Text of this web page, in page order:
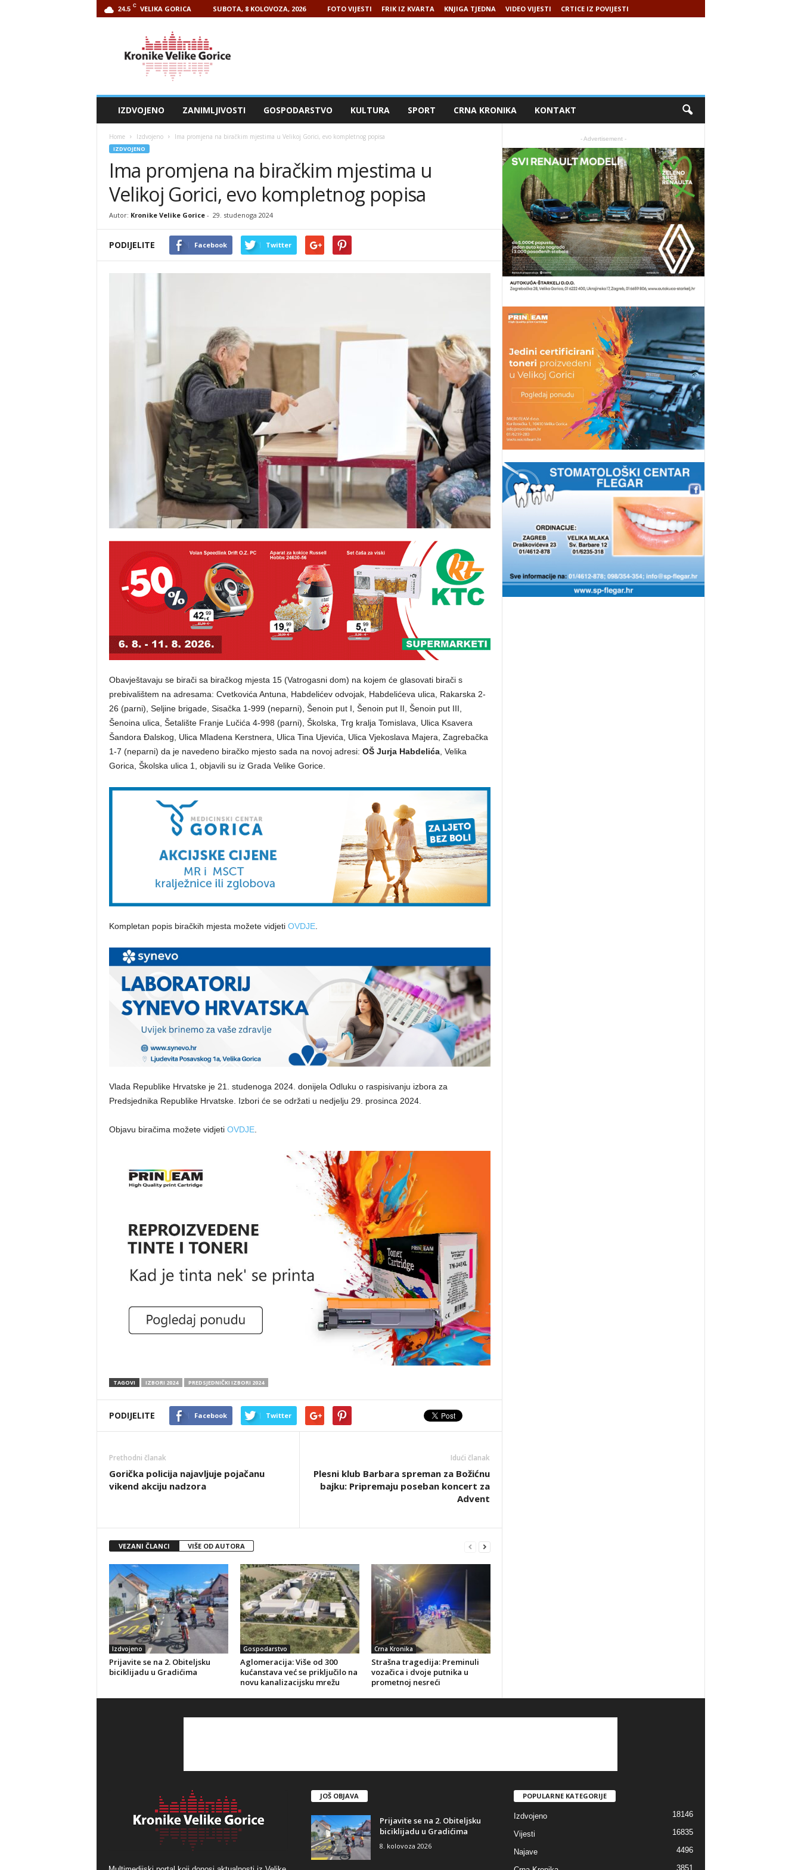
24.5 C VELIKA GORICA SUBOTA, 8 KOLOVOZA, 2026 FOTO VIJESTI FRIK IZ KVARTA KNJIGA TJEDNA VIDEO VIJESTI CRTICE IZ POVIJESTI
IZDVOJENO ZANIMLJIVOSTI GOSPODARSTVO KULTURA SPORT CRNA KRONIKA KONTAKT
Home Izdvojeno Ima promjena na biračkim mjestima u Velikoj Gorici, evo kompletnog popisa
IZDVOJENO
Ima promjena na biračkim mjestima u
Velikoj Gorici, evo kompletnog popisa
Autor: Kronike Velike Gorice- 29. studenoga 2024
PODIJELITE Facebook Twitter
Obavještavaju se birači sa biračkog mjesta 15 (Vatrogasni dom) na kojem će glasovati birači s
prebivalištem na adresama: Cvetkovića Antuna, Habdelićev odvojak, Habdelićeva ulica, Rakarska 2-
26 (parni), Seljine brigade, Sisačka 1-999 (neparni), Šenoin put I, Šenoin put II, Šenoin put III,
Šenoina ulica, Šetalište Franje Lučića 4-998 (parni), Školska, Trg kralja Tomislava, Ulica Ksavera
Šandora Đalskog, Ulica Mladena Kerstnera, Ulica Tina Ujevića, Ulica Vjekoslava Majera, Zagrebačka
1-7 (neparni) da je navedeno biračko mjesto sada na novoj adresi: OŠ Jurja Habdelića, Velika
Gorica, Školska ulica 1, objavili su iz Grada Velike Gorice.
Kompletan popis biračkih mjesta možete vidjeti OVDJE.
Vlada Republike Hrvatske je 21. studenoga 2024. donijela Odluku o raspisivanju izbora za
Predsjednika Republike Hrvatske. Izbori će se održati u nedjelju 29. prosinca 2024.
Objavu biračima možete vidjeti OVDJE.
TAGOVI IZBORI 2024 PREDSJEDNIČKI IZBORI 2024
PODIJELITE Facebook Twitter
Prethodni članak
Gorička policija najavljuje pojačanu
vikend akciju nadzora
Idući članak
Plesni klub Barbara spreman za Božićnu
bajku: Pripremaju poseban koncert za
Advent
VEZANI ČLANCI VIŠE OD AUTORA
Izdvojeno
Prijavite se na 2. Obiteljsku
biciklijadu u Gradićima
Gospodarstvo
Aglomeracija: Više od 300
kućanstava već se priključilo na
novu kanalizacijsku mrežu
Crna Kronika
Strašna tragedija: Preminuli
vozačica i dvoje putnika u
prometnoj nesreći
- Advertisement -
JOŠ OBJAVA
Prijavite se na 2. Obiteljsku
biciklijadu u Gradićima
8. kolovoza 2026
POPULARNE KATEGORIJE
Izdvojeno 18146
Vijesti 16835
Najave 4496
3851